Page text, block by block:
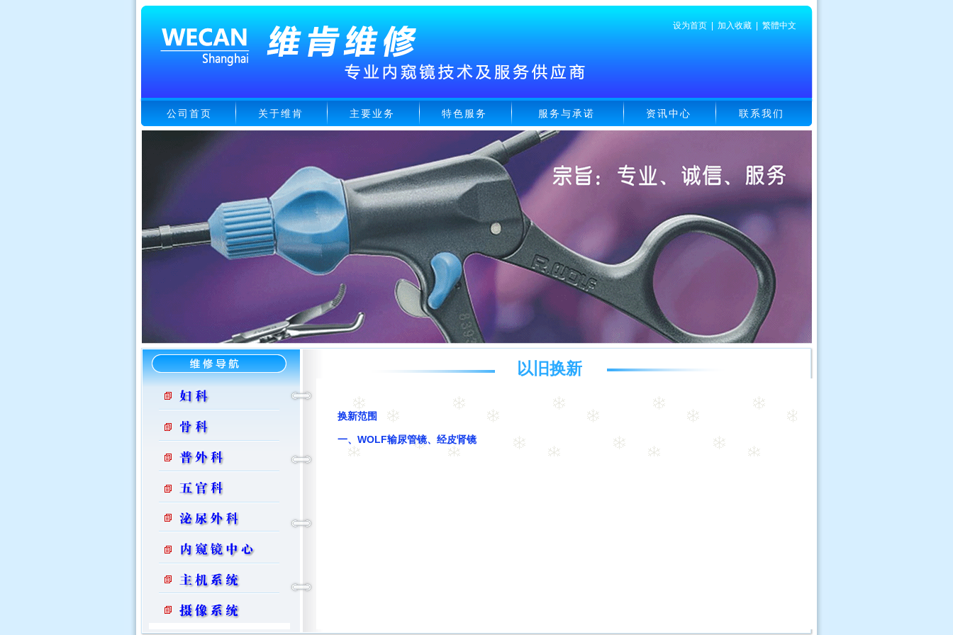
设为首页 加入收藏 繁體中文
公司首页 关于维肯 主要业务 特色服务 服务与承诺 资讯中心 联系我们
以旧换新
换新范围
一、WOLF输尿管镜、经皮肾镜